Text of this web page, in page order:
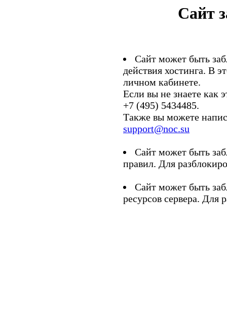
Сайт
Сайт может быть
действия хостинга. В
личном кабинете.
Если вы не знаете как
+7 (495) 5434485.
Также вы можете
support@noc.su
Сайт может быть
правил. Для
Сайт может быть
ресурсов сервера. Для